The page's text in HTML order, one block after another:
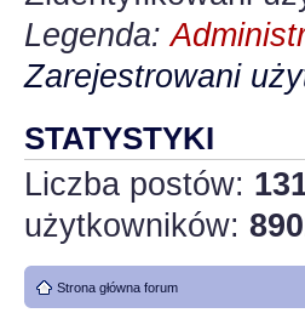
Legenda:
Zarejestrowani
STATYSTYKI
Liczba postów:
użytkowników:
Strona główna forum